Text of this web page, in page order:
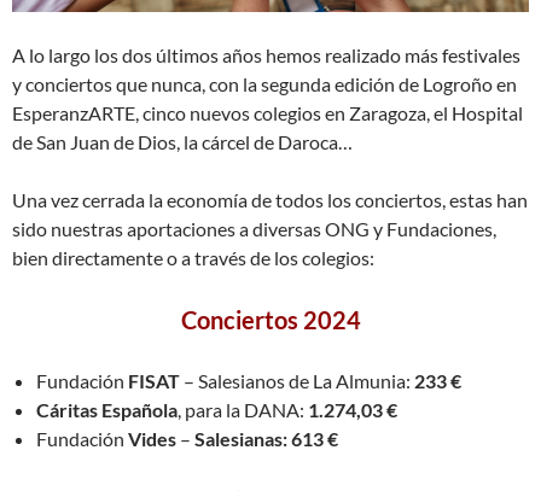
A lo largo los dos últimos años hemos realizado más festivales
y conciertos que nunca, con la segunda edición de Logroño en
EsperanzARTE, cinco nuevos colegios en Zaragoza, el Hospital
de San Juan de Dios, la cárcel de Daroca…
Una vez cerrada la economía de todos los conciertos, estas han
sido nuestras aportaciones a diversas ONG y Fundaciones,
bien directamente o a través de los colegios:
Conciertos 2024
Fundación FISAT – Salesianos de La Almunia: 233 €
Cáritas Española, para la DANA: 1.274,03€
Fundación Vides – Salesianas: 613 €